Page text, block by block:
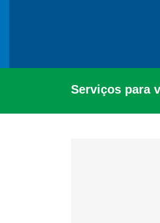
Serviços para